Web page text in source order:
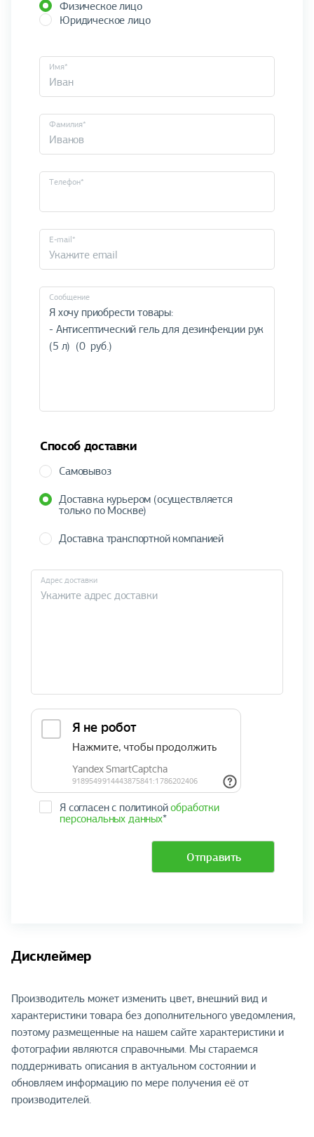
Физическое лицо
Юридическое лицо
Имя*
Фамилия*
Телефон*
E-mail*
Cообщение
Способ доставки
Самовывоз
Доставка курьером (осуществляется
только по Москве)
Доставка транспортной компанией
Адрес доставки
Я согласен с политикойобработки
персональных данных*
Отправить
Дисклеймер
Производитель может изменить цвет, внешний вид и
характеристики товара без дополнительного уведомления,
поэтому размещенные на нашем сайте характеристики и
фотографии являются справочными. Мы стараемся
поддерживать описания в актуальном состоянии и
обновляем информацию по мере получения её от
производителей.